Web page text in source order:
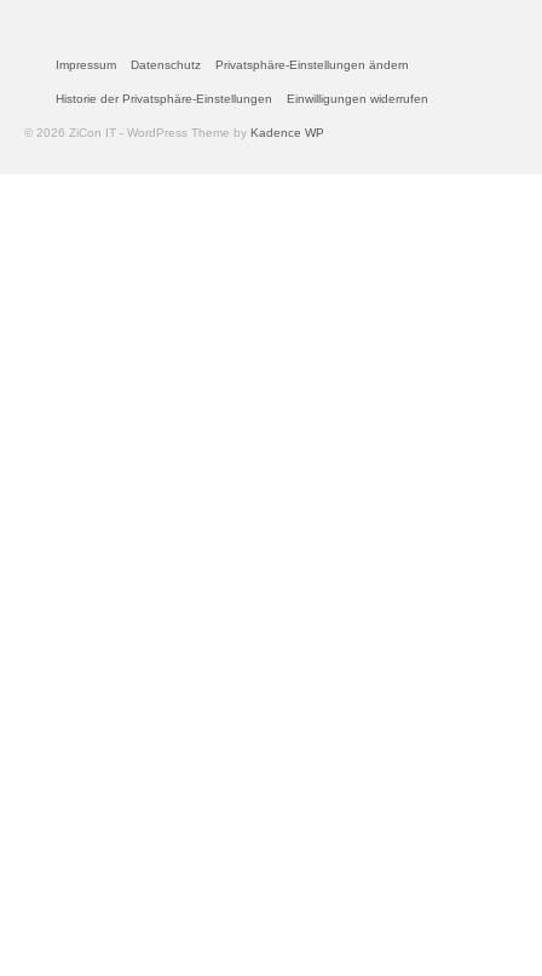
Impressum Datenschutz Privatsphäre-Einstellungen ändern
Historie der Privatsphäre-Einstellungen Einwilligungen widerrufen
© 2026 ZiCon IT - WordPress Theme by Kadence WP